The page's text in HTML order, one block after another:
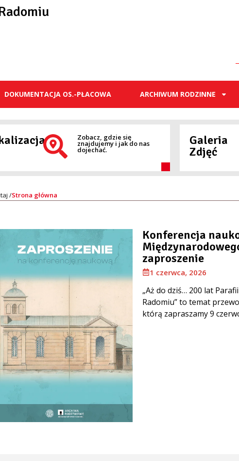
DOKUMENTACJA OS.-PŁACOWA ARCHIWUM RODZINNE
Zobacz, gdzie się
znajdujemy i jak do nas
dojechać.
Galeria
Zdjęć
Strona główna
Konferencja
zaproszenie
1 czerwca, 2026
„Aż do dziś… 200 lat
Radomiu” to temat
którą zapraszamy 9